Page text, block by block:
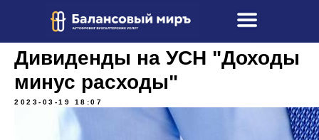
Дивиденды на УСН "Доходы
минус расходы"
2023-03-19 18:07